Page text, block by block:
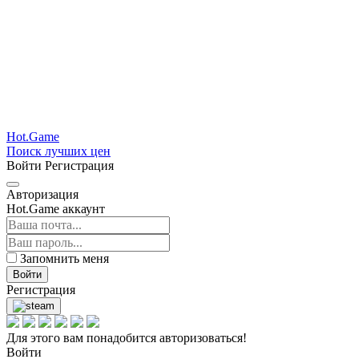
Hot.Game
Поиск лучших цен
Войти Регистрация
Авторизация
Hot.Game аккаунт
Запомнить меня
Войти
Регистрация
Для этого вам понадобится авторизоваться!
Войти